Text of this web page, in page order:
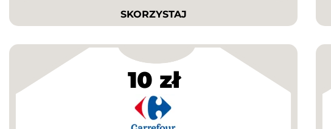
SKORZYSTAJ
10 zł